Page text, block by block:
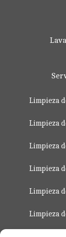
Limpieza
Limpieza
Limpieza
Limpieza
Limpieza
Limpieza